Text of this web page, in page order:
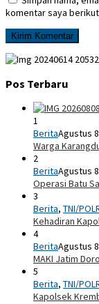
komentar saya
Pos Terbaru
1
BeritaAgustus
Warga
2
BeritaAgustus
Operasi Batu
3
Berita, TNI/
Kehadiran
4
BeritaAgustus
MAKI Jatim
5
Berita, TNI/
Kapolsek